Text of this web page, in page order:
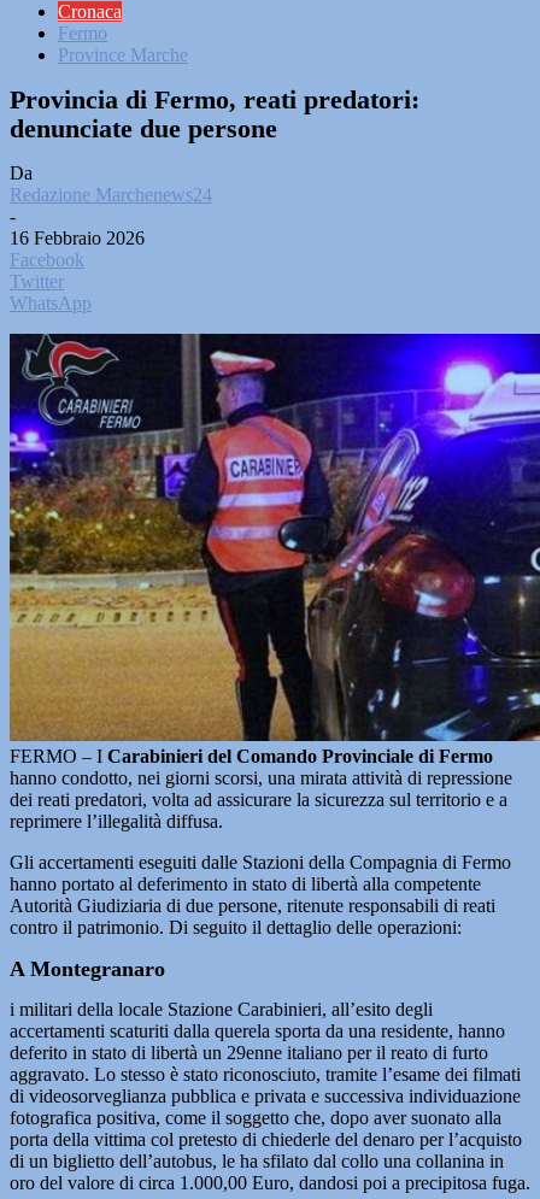
Cronaca
Fermo
Province Marche
Provincia di Fermo, reati predatori:
denunciate due persone
Da
Redazione Marchenews24
-
16 Febbraio 2026
Facebook
Twitter
WhatsApp
FERMO – I Carabinieri del Comando Provinciale di Fermo
hanno condotto, nei giorni scorsi, una mirata attività di repressione
dei reati predatori, volta ad assicurare la sicurezza sul territorio e a
reprimere l’illegalità diffusa.
Gli accertamenti eseguiti dalle Stazioni della Compagnia di Fermo
hanno portato al deferimento in stato di libertà alla competente
Autorità Giudiziaria di due persone, ritenute responsabili di reati
contro il patrimonio. Di seguito il dettaglio delle operazioni:
A Montegranaro
i militari della locale Stazione Carabinieri, all’esito degli
accertamenti scaturiti dalla querela sporta da una residente, hanno
deferito in stato di libertà un 29enne italiano per il reato di furto
aggravato. Lo stesso è stato riconosciuto, tramite l’esame dei filmati
di videosorveglianza pubblica e privata e successiva individuazione
fotografica positiva, come il soggetto che, dopo aver suonato alla
porta della vittima col pretesto di chiederle del denaro per l’acquisto
di un biglietto dell’autobus, le ha sfilato dal collo una collanina in
oro del valore di circa 1.000,00 Euro, dandosi poi a precipitosa fuga.